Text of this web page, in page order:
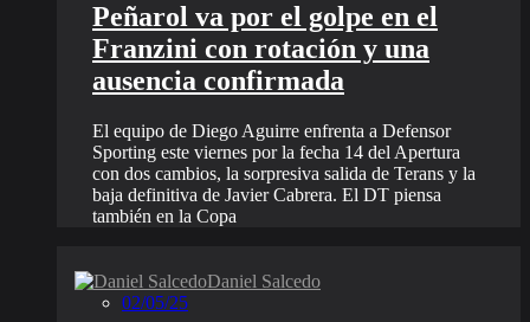
Peñarol va por el golpe en el
Franzini con rotación y una
ausencia confirmada
El equipo de Diego Aguirre enfrenta a Defensor
Sporting este viernes por la fecha 14 del Apertura
con dos cambios, la sorpresiva salida de Terans y la
baja definitiva de Javier Cabrera. El DT piensa
también en la Copa
Daniel Salcedo
02/05/25